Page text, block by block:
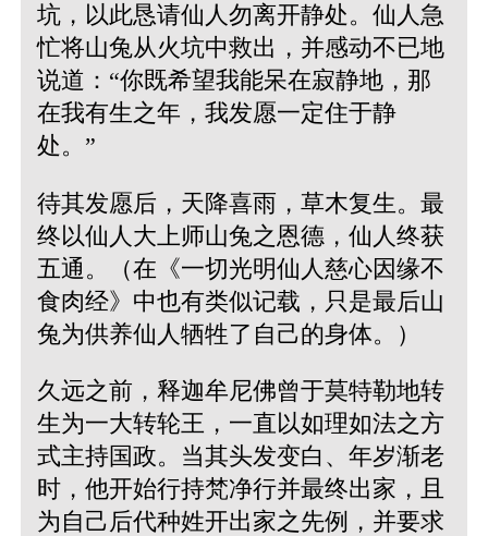
坑，以此恳请仙人勿离开静处。仙人急
忙将山兔从火坑中救出，并感动不已地
说道：“你既希望我能呆在寂静地，那
在我有生之年，我发愿一定住于静
处。”
待其发愿后，天降喜雨，草木复生。最
终以仙人大上师山兔之恩德，仙人终获
五通。（在《一切光明仙人慈心因缘不
食肉经》中也有类似记载，只是最后山
兔为供养仙人牺牲了自己的身体。）
久远之前，释迦牟尼佛曾于莫特勒地转
生为一大转轮王，一直以如理如法之方
式主持国政。当其头发变白、年岁渐老
时，他开始行持梵净行并最终出家，且
为自己后代种姓开出家之先例，并要求